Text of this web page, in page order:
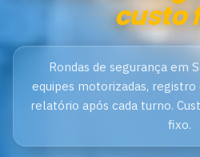
custo
Rondas de segurança em
equipes motorizadas,
relatório após cada turno.
fixo.